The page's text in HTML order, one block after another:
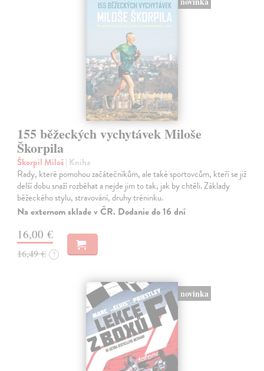
155 běžeckých vychytávek Miloše
Škorpila
Škorpil Miloš| Kniha
Rady, které pomohou začátečníkům, ale také sportovcům, kteří se již
delší dobu snaží rozběhat a nejde jim to tak, jak by chtěli. Základy
běžeckého stylu, stravování, druhy tréninku.
Na externom sklade v ČR. Dodanie do 16 dní
16,00 €
16,49 € ?
novinka